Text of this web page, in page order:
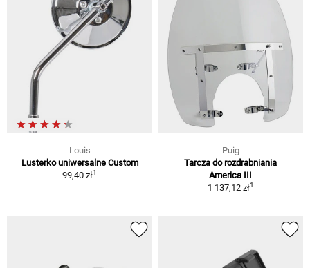
Louis
Lusterko uniwersalne Custom
99,40 zł1
Puig
Tarcza do rozdrabniania
America III
1 137,12 zł1